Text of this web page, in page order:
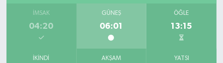
İMSAK
04:20
GÜNEŞ
06:01
ÖĞLE
13:15
İKINDI AKŞAM YATSI